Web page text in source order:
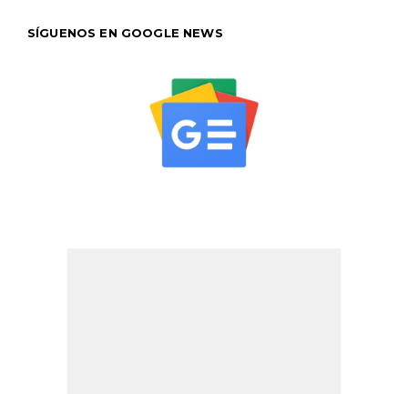
SÍGUENOS EN GOOGLE NEWS